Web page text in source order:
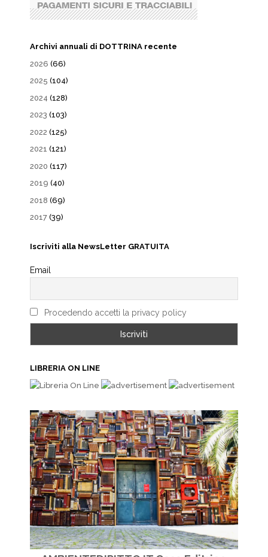
Archivi annuali di DOTTRINA recente
2026 (66)
2025 (104)
2024 (128)
2023 (103)
2022 (125)
2021 (121)
2020 (117)
2019 (40)
2018 (69)
2017 (39)
Iscriviti alla NewsLetter GRATUITA
Email
Procedendo accetti la privacy policy
LIBRERIA ON LINE